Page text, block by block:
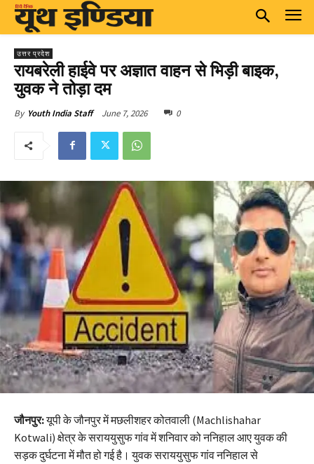
उत्तर प्रदेश
रायबरेली हाईवे पर अज्ञात वाहन से भिड़ी बाइक,
युवक ने तोड़ा दम
By Youth India Staff June 7, 2026 0
जौनपुर:यूपी के जौनपुर में मछलीशहर कोतवाली (Machlishahar
Kotwali) क्षेत्र के सराययुसुफ गांव में शनिवार को ननिहाल आए युवक की
सड़क दुर्घटना में मौत हो गई है। युवक सराययुसुफ गांव ननिहाल से